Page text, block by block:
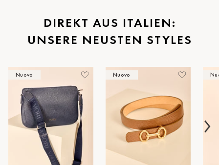
St.Pölten
Staufen
Tulln
Tuttlingen
Wien Hietzing (13.Bez.)
DIREKT AUS ITALIEN:
UNSERE NEUSTEN STYLES
Nuovo Nuovo